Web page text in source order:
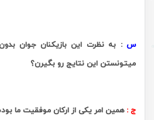
س : به نظرت این بازیکنان جوان
میتونستن این نتایج رو بگیرن؟
ج :همین امر یکى از ارکان موفقیت ما بوده